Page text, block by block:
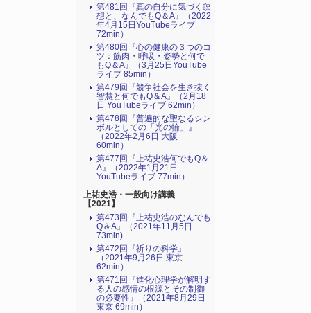
第481回『真の自分に気づく瞑
想と、なんでもQ＆A』（2022
年4月15日YouTubeライブ
72min）
第480回『心の健康の３つのコ
ツ：筋肉・呼吸・姿勢と何で
もQ＆A』（3月25日YouTube
ライブ 85min）
第479回『競争社会を生き抜く
智慧と何でもQ＆A』（2月18
日 YouTubeライブ 62min）
第478回『普遍的な聖なるシン
ボルとしての「光の輪」』
（2022年2月6日 大阪
60min）
第477回『上祐史浩何でもQ＆
A』（2022年1月21日
YouTubeライブ 77min）
上祐史浩・一般向け講義
【2021】
第473回『上祐史浩のなんでも
Q＆A』（2021年11月5日
73min)
第472回『祈りの科学』
（2021年9月26日 東京
62min）
第471回『進化心理学が解明す
る人の感情の根源とその制御
の必要性』（2021年8月29日
東京 69min）